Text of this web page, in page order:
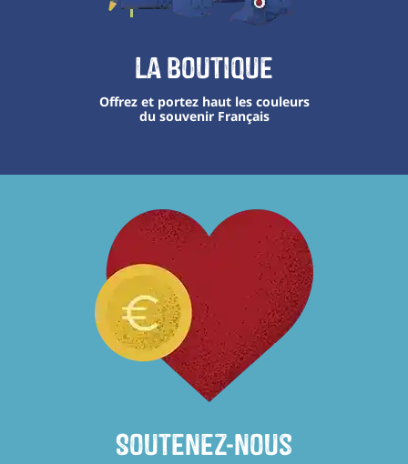
La boutique
Offrez et portez haut les couleurs
du souvenir Français
Soutenez-nous